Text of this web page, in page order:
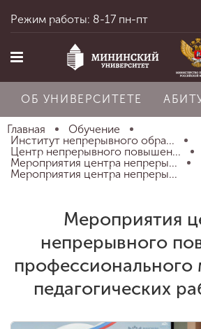
Главная
Об университете
Абитуриенту
Режим работы: 8-17 пн-пт
ОБ УНИВЕРСИТЕТЕ
Главная
Обучение
Институт непрерывного обра...
Центр непрерывного повышен...
Мероприятия центра непреры...
Мероприятия центра непреры...
Мероприятия
непрерывного
профессионального
педагогических